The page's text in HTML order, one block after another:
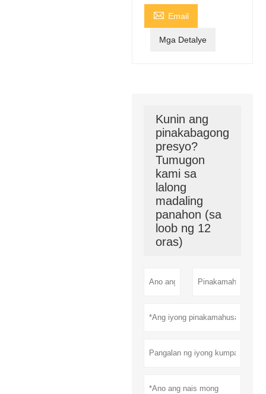
 Email
Mga Detalye
Kunin ang
pinakabagong
presyo?
Tumugon
kami sa
lalong
madaling
panahon (sa
loob ng 12
oras)